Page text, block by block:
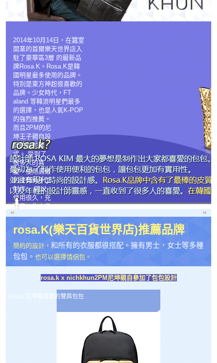
2014年10月14日，在蠶室
開業的首爾樂天世界店入
駐了豪華區3層 的最新品
牌Rosa.K。Rosa.K是韓
國明星最多使用的品牌。
特別是東方神起很喜歡的
品牌。少女時代，FT
aland 等韓流明星們最多
的選擇，也是人氣K-POP
的強烈推薦。
而且2PM的尼
坤王子親自設
計的包包款
式。 受到了
很多人的喜
愛。使用高級
的皮質純手工
制作。 可以
使用很久，充
滿了工作人員
的全心服務
設計師 ROSA KIM 最大的夢想是制作出大家都喜愛的包包。最初為了制作
Rosa.K品牌中含有了最棒的皮質，以及年輕的設計師靈感，一直收到了很
多人的喜愛。在韓國的時尚界掀起來旋風。
rosa.K(樂天百貨世界店)推薦品牌
簡約的設計， 和所有的衣服都很搭配。擁有男士，女士等多種
包包。 也可以選擇情侶包。
rosa.k x nichkhun2PM尼坤親自參加了包包設計
rosa.k 尼坤最喜歡的雙肩包包